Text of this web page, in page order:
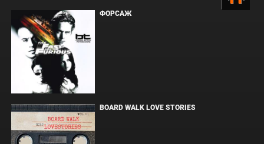
ФОРСАЖ
BOARD WALK LOVE STORIES